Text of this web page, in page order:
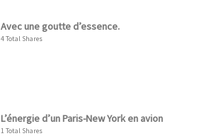
Avec une goutte d’essence.
4 Total Shares
L’énergie d’un Paris-New York en avion
1 Total Shares